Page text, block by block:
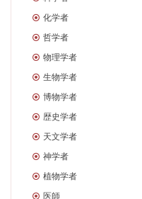
化学者
哲学者
物理学者
生物学者
博物学者
歴史学者
天文学者
神学者
植物学者
医師